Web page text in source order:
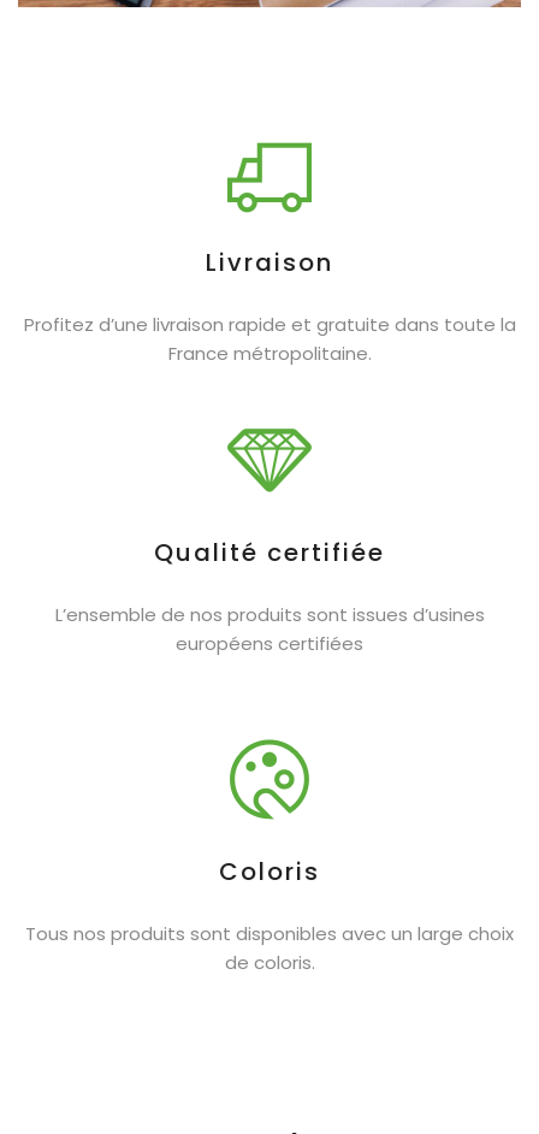
Livraison
Profitez d’une livraison rapide et gratuite dans toute la
France métropolitaine.
Qualité certifiée
L’ensemble de nos produits sont issues d’usines
européens certifiées
Coloris
Tous nos produits sont disponibles avec un large choix
de coloris.